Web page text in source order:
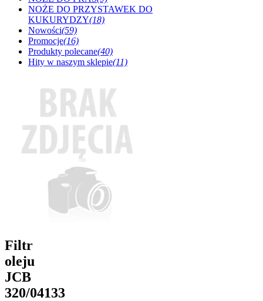
NOŻE DO PRZYSTAWEK DO
KUKURYDZY(18)
Nowości(59)
Promocje(16)
Produkty polecane(40)
Hity w naszym sklepie(11)
Filtr
oleju
JCB
320/04133